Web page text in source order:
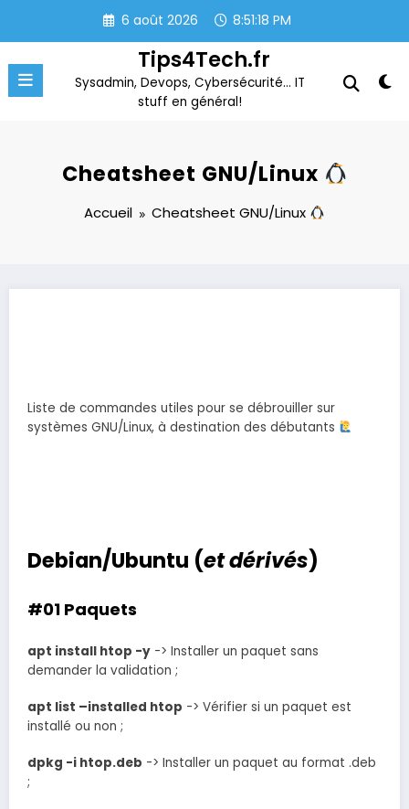
contenu
6 août 2026 8:51:19 PM
Tips4Tech.fr
Sysadmin, Devops, Cybersécurité… IT
stuff en général!
Cheatsheet GNU/Linux
Accueil Cheatsheet GNU/Linux
Liste de commandes utiles pour se débrouiller sur
systèmes GNU/Linux, à destination des débutants
Debian/Ubuntu (et dérivés)
#01 Paquets
apt install htop -y -> Installer un paquet sans
demander la validation ;
apt list –installed htop -> Vérifier si un paquet est
installé ou non ;
dpkg -i htop.deb -> Installer un paquet au format .deb
;